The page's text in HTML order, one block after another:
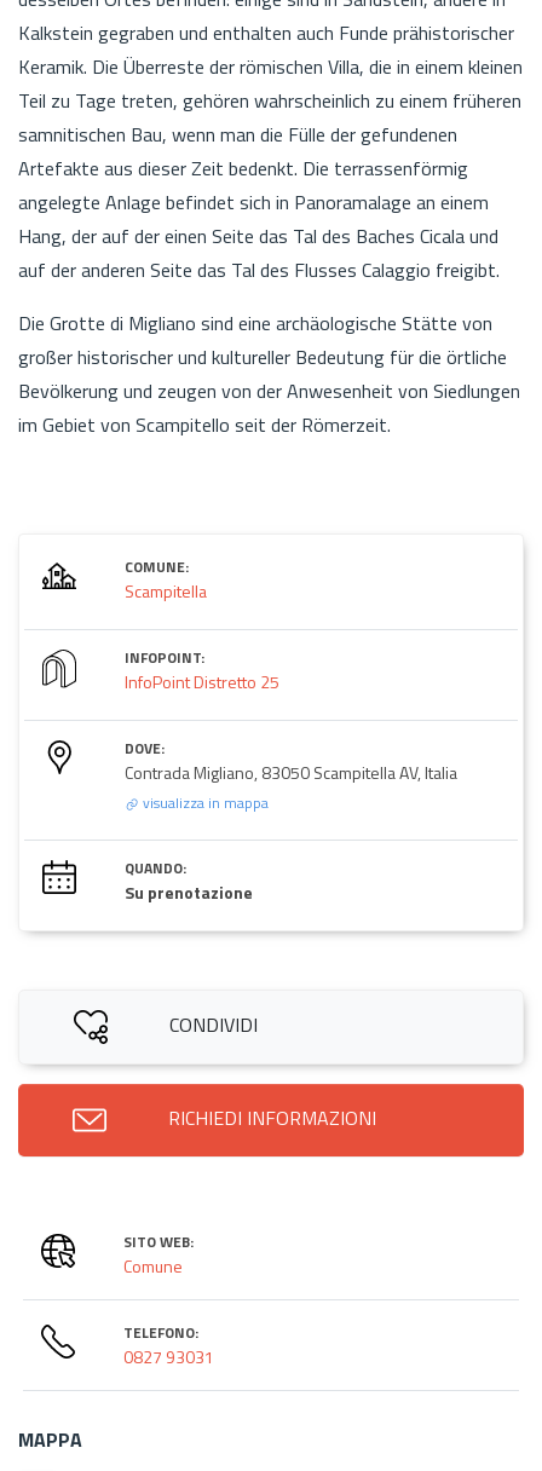
Kalkstein gegraben und enthalten auch Funde prähistorischer
Keramik. Die Überreste der römischen Villa, die in einem kleinen
Teil zu Tage treten, gehören wahrscheinlich zu einem früheren
samnitischen Bau, wenn man die Fülle der gefundenen
Artefakte aus dieser Zeit bedenkt. Die terrassenförmig
angelegte Anlage befindet sich in Panoramalage an einem
Hang, der auf der einen Seite das Tal des Baches Cicala und
auf der anderen Seite das Tal des Flusses Calaggio freigibt.
Die Grotte di Migliano sind eine archäologische Stätte von
großer historischer und kultureller Bedeutung für die örtliche
Bevölkerung und zeugen von der Anwesenheit von Siedlungen
im Gebiet von Scampitello seit der Römerzeit.
COMUNE:
Scampitella
INFOPOINT:
InfoPoint Distretto 25
DOVE:
Contrada Migliano, 83050 Scampitella AV, Italia
visualizza in mappa
QUANDO:
Su prenotazione
CONDIVIDI
RICHIEDI INFORMAZIONI
SITO WEB:
Comune
TELEFONO:
0827 93031
MAPPA